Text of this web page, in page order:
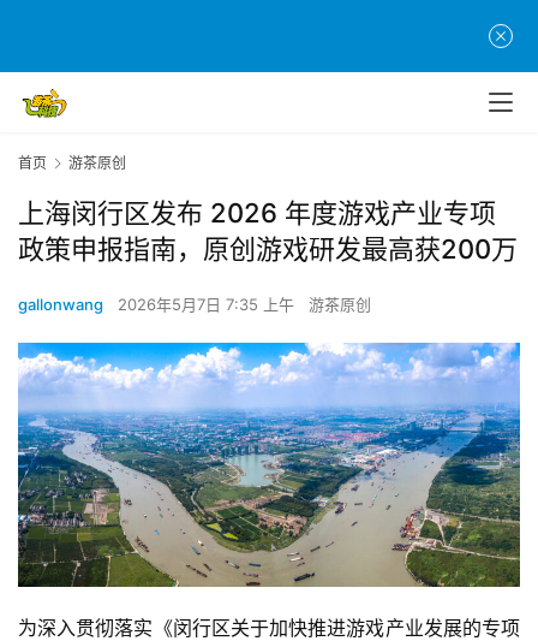
首页 游茶原创
上海闵行区发布 2026 年度游戏产业专项
政策申报指南，原创游戏研发最高获200万
gallonwang 2026年5月7日 7:35 上午 游茶原创
为深入贯彻落实《闵行区关于加快推进游戏产业发展的专项